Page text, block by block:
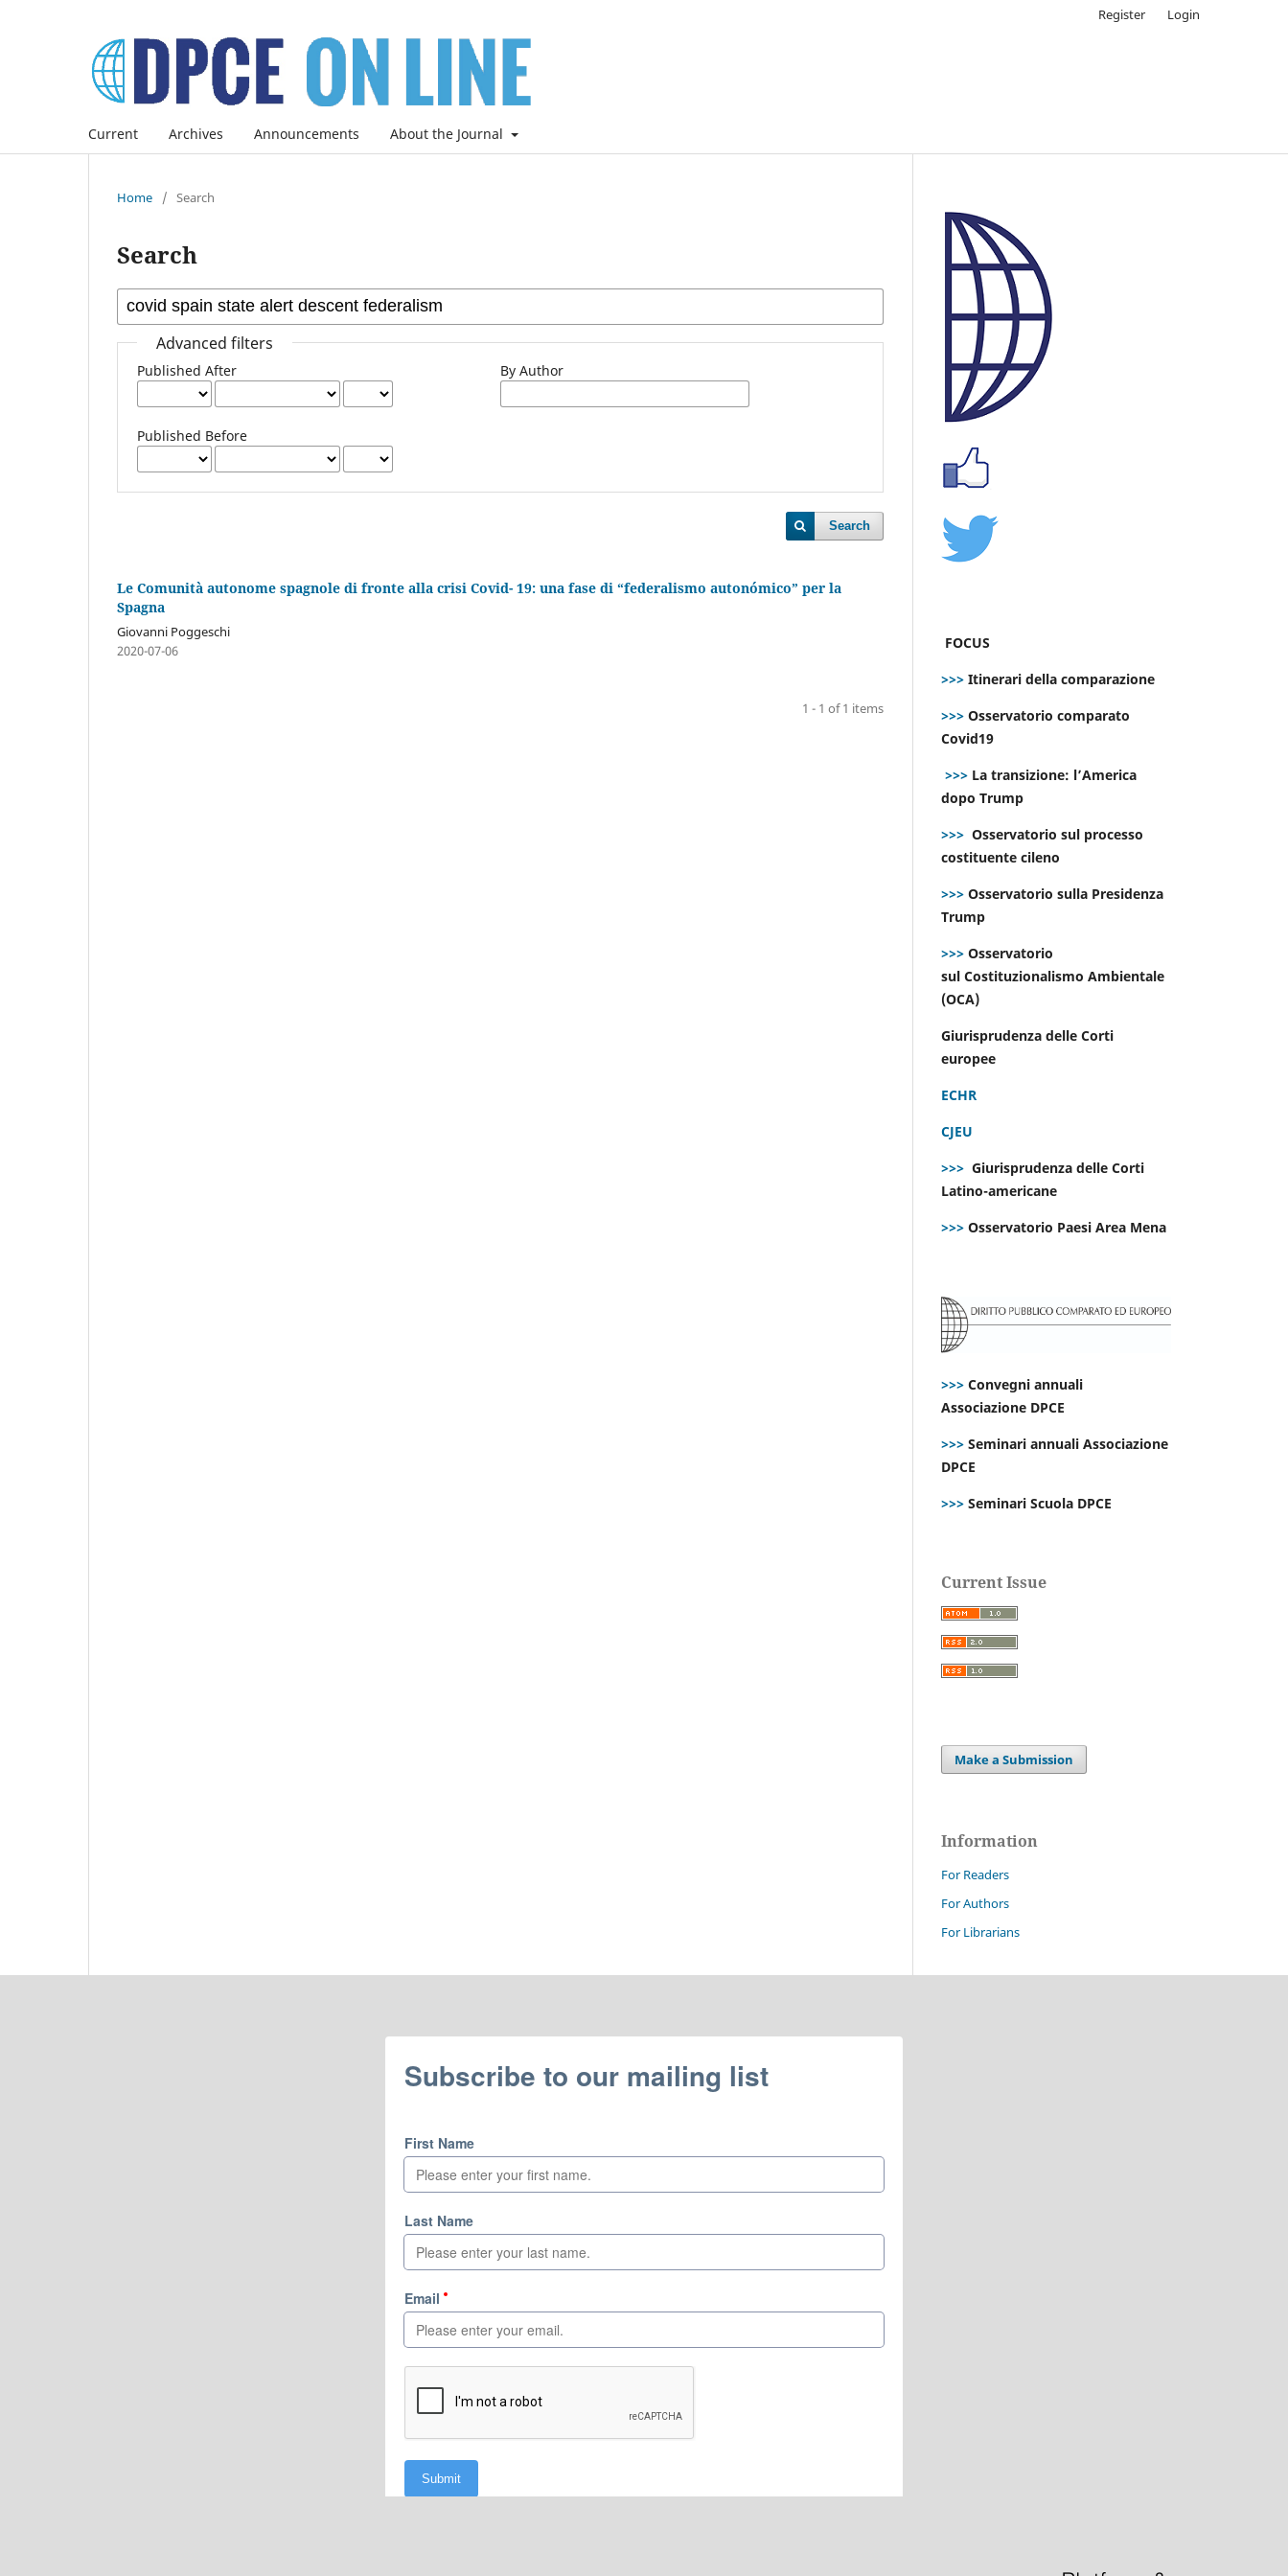
Current Archives Announcements About the Journal
Register Login
Home / Search
Search
Advanced filters
Published After
Published Before
By Author
Search
Le Comunità autonome spagnole di fronte alla crisi Covid- 19: una fase di “federalismo autonómico” per la
Spagna
Giovanni Poggeschi
2020-07-06
1 - 1 of 1 items
FOCUS
>>> Itinerari della comparazione
>>> Osservatorio comparato
Covid19
>>> La transizione: l’America
dopo Trump
>>> Osservatorio sul processo
costituente cileno
>>> Osservatorio sulla Presidenza
Trump
>>> Osservatorio
sul Costituzionalismo Ambientale
(OCA)
Giurisprudenza delle Corti
europee
ECHR
CJEU
>>> Giurisprudenza delle Corti
Latino-americane
>>> Osservatorio Paesi Area Mena
>>> Convegni annuali
Associazione DPCE
>>> Seminari annuali Associazione
DPCE
>>> Seminari Scuola DPCE
Current Issue
Make a Submission
Information
For Readers
For Authors
For Librarians